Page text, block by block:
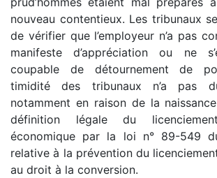
nouveau contentieux. Les tribunaux
de vérifier que l’employeur n’a pas
manifeste d’appréciation ou ne
coupable de détournement de
timidité des tribunaux n’a pas
notamment en raison de la
définition légale du
économique par la loi n° 89-549
relative à la prévention du
au droit à la conversion.